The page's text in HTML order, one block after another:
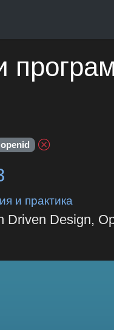
openid
и практика
Design,